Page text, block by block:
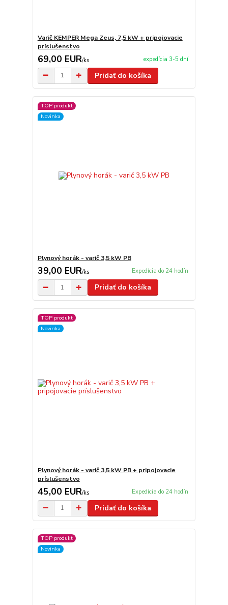
Varič KEMPER Mega Zeus, 7,5 kW + pripojovacie
príslušenstvo
69,00 EUR/ks expedícia 3-5 dní
Pridať do košíka
TOP produkt
Novinka
Plynový horák - varič 3,5 kW PB
39,00 EUR/ks Expedícia do 24 hodín
Pridať do košíka
TOP produkt
Novinka
Plynový horák - varič 3,5 kW PB + pripojovacie
príslušenstvo
45,00 EUR/ks Expedícia do 24 hodín
Pridať do košíka
TOP produkt
Novinka